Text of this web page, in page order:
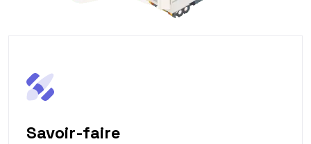
Savoir-faire